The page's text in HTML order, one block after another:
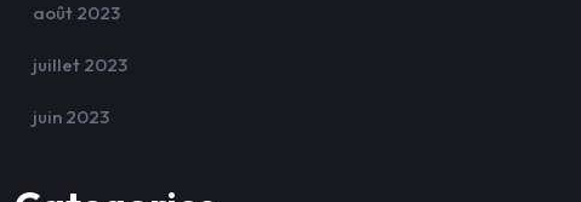
août 2023
juillet 2023
juin 2023